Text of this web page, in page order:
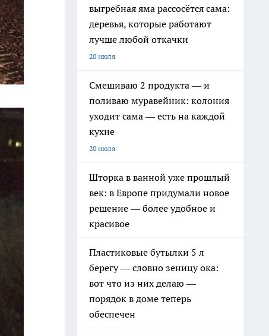
выгребная яма рассосётся сама:
деревья, которые работают
лучше любой откачки
20 июля
Смешиваю 2 продукта — и
поливаю муравейник: колония
уходит сама — есть на каждой
кухне
20 июля
Шторка в ванной уже прошлый
век: в Европе придумали новое
решение — более удобное и
красивое
Пластиковые бутылки 5 л
берегу — словно зеницу ока:
вот что из них делаю —
порядок в доме теперь
обеспечен